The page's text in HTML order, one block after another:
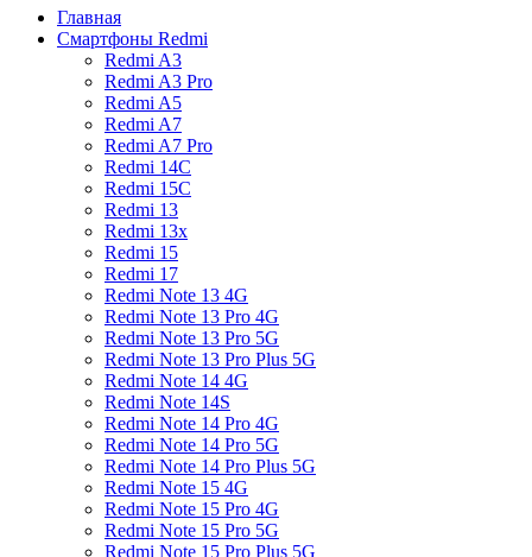
Главная
Смартфоны Redmi
Redmi A3
Redmi A3 Pro
Redmi A5
Redmi A7
Redmi A7 Pro
Redmi 14C
Redmi 15C
Redmi 13
Redmi 13x
Redmi 15
Redmi 17
Redmi Note 13 4G
Redmi Note 13 Pro 4G
Redmi Note 13 Pro 5G
Redmi Note 13 Pro Plus 5G
Redmi Note 14 4G
Redmi Note 14S
Redmi Note 14 Pro 4G
Redmi Note 14 Pro 5G
Redmi Note 14 Pro Plus 5G
Redmi Note 15 4G
Redmi Note 15 Pro 4G
Redmi Note 15 Pro 5G
Redmi Note 15 Pro Plus 5G